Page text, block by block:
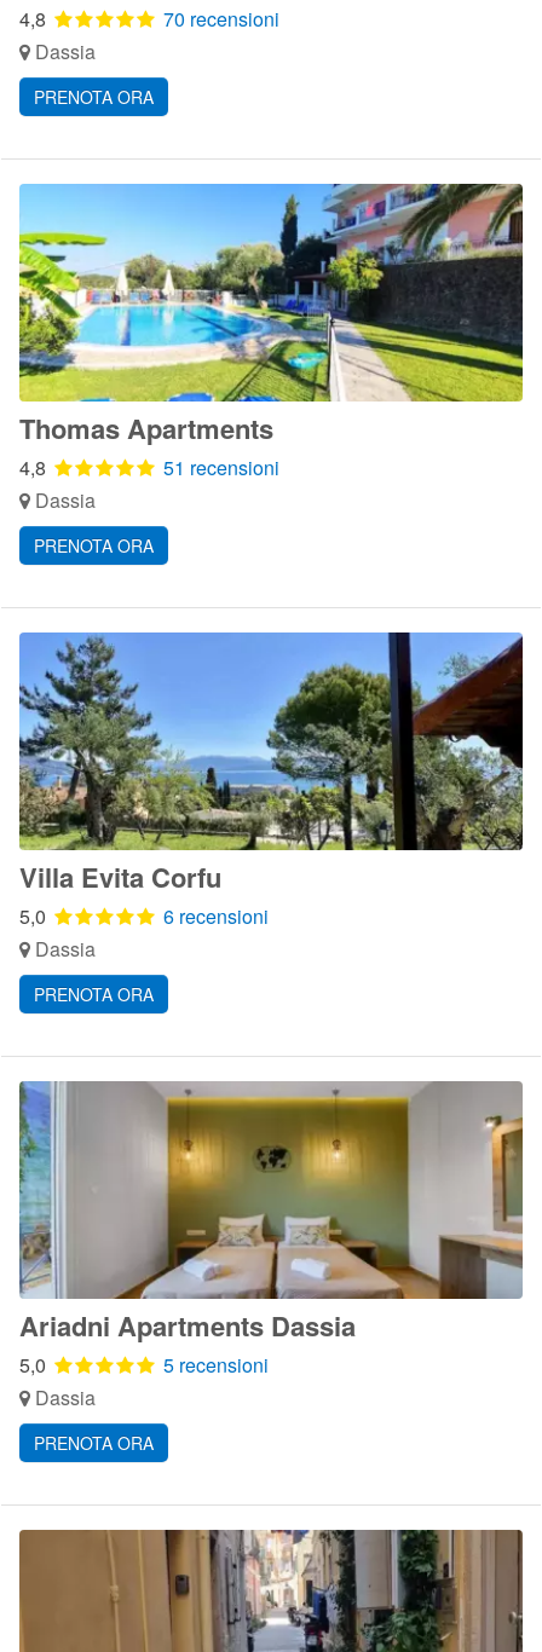
4,8
70 recensioni
Dassia
PRENOTA ORA
Thomas Apartments
4,8
51 recensioni
Dassia
PRENOTA ORA
Villa Evita Corfu
5,0
6 recensioni
Dassia
PRENOTA ORA
Ariadni Apartments Dassia
5,0
5 recensioni
Dassia
PRENOTA ORA